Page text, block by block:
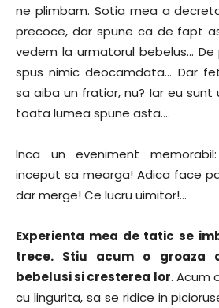
ne plimbam. Sotia mea a
precoce, dar spune ca de fapt
vedem la urmatorul bebelus…
spus nimic deocamdata… Dar
sa aiba un fratior, nu? Iar eu
toata lumea spune asta….
Inca un eveniment
inceput sa mearga! Adica face
dar merge! Ce lucru uimitor!…
Experienta mea de tatic se
trece. Stiu acum o groaza
bebelusi si cresterea lor. Acum
cu lingurita, sa se ridice in